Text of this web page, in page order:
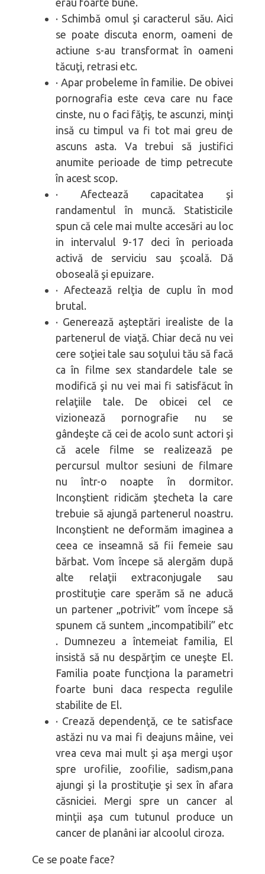
· Schimbă omul şi caracterul său. Aici
se poate discuta enorm, oameni de
actiune s-au transformat în oameni
tăcuţi, retrasi etc.
· Apar probeleme în familie. De obivei
pornografia este ceva care nu face
cinste, nu o faci făţiş, te ascunzi, minţi
insă cu timpul va fi tot mai greu de
ascuns asta. Va trebui să justifici
anumite perioade de timp petrecute
în acest scop.
· Afectează capacitatea şi
randamentul în muncă. Statisticile
spun că cele mai multe accesări au loc
in intervalul 9-17 deci în perioada
activă de serviciu sau şcoală. Dă
oboseală şi epuizare.
· Afectează relţia de cuplu în mod
brutal.
· Generează aşteptări irealiste de la
partenerul de viaţă. Chiar decă nu vei
cere soţiei tale sau soţului tău să facă
ca în filme sex standardele tale se
modifică şi nu vei mai fi satisfăcut în
relaţiile tale. De obicei cel ce
vizionează pornografie nu se
gândeşte că cei de acolo sunt actori şi
că acele filme se realizează pe
percursul multor sesiuni de filmare
nu într-o noapte în dormitor.
Inconştient ridicăm ştecheta la care
trebuie să ajungă partenerul noastru.
Inconştient ne deformăm imaginea a
ceea ce inseamnă să fii femeie sau
bărbat. Vom începe să alergăm după
alte relaţii extraconjugale sau
prostituţie care sperăm să ne aducă
un partener „potrivit” vom începe să
spunem că suntem „incompatibili” etc
. Dumnezeu a întemeiat familia, El
insistă să nu despărţim ce uneşte El.
Familia poate funcţiona la parametri
foarte buni daca respecta regulile
stabilite de El.
· Crează dependenţă, ce te satisface
astăzi nu va mai fi deajuns mâine, vei
vrea ceva mai mult şi aşa mergi uşor
spre urofilie, zoofilie, sadism,pana
ajungi şi la prostituţie şi sex în afara
căsniciei. Mergi spre un cancer al
minţii aşa cum tutunul produce un
cancer de planâni iar alcoolul ciroza.
Ce se poate face?